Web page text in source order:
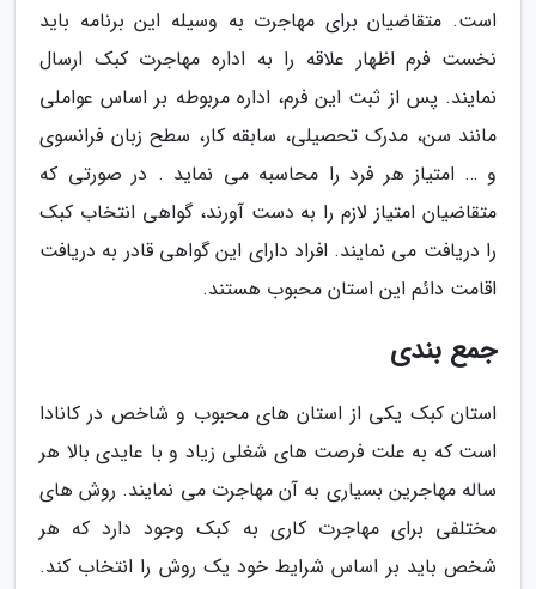
است. متقاضیان برای مهاجرت به وسیله این برنامه باید
نخست فرم اظهار علاقه را به اداره مهاجرت کبک ارسال
نمایند. پس از ثبت این فرم، اداره مربوطه بر اساس عواملی
مانند سن، مدرک تحصیلی، سابقه کار، سطح زبان فرانسوی
و … امتیاز هر فرد را محاسبه می نماید . در صورتی که
متقاضیان امتیاز لازم را به دست آورند، گواهی انتخاب کبک
را دریافت می نمایند. افراد دارای این گواهی قادر به دریافت
اقامت دائم این استان محبوب هستند.
جمع بندی
استان کبک یکی از استان های محبوب و شاخص در کانادا
است که به علت فرصت های شغلی زیاد و با عایدی بالا هر
ساله مهاجرین بسیاری به آن مهاجرت می نمایند. روش های
مختلفی برای مهاجرت کاری به کبک وجود دارد که هر
شخص باید بر اساس شرایط خود یک روش را انتخاب کند.